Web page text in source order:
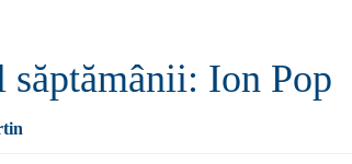
săptămânii: Ion Pop